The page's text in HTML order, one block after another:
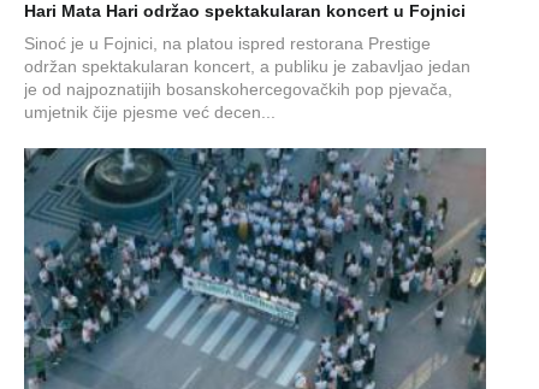
Hari Mata Hari održao spektakularan koncert u Fojnici
Sinoć je u Fojnici, na platou ispred restorana Prestige
održan spektakularan koncert, a publiku je zabavljao jedan
je od najpoznatijih bosanskohercegovačkih pop pjevača,
umjetnik čije pjesme već decen...